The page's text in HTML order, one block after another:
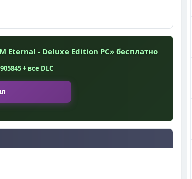
Eternal - Deluxe Edition PC» бесплатно
+ все DLC